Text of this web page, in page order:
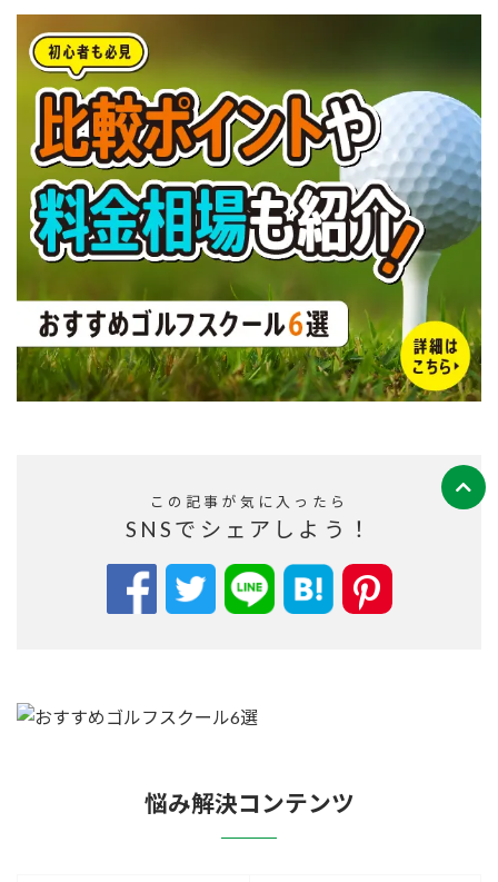
この記事が気に入ったら
SNSでシェアしよう！
悩み解決コンテンツ